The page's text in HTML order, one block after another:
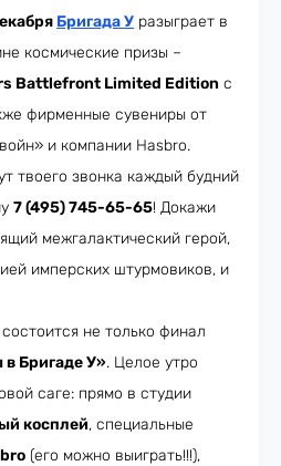
Бригада У разыграет в
космические призы –
Battlefront Limited Edition c
фирменные сувениры от
и компании Hasbro.
твоего звонка каждый будний
7 (495) 745-65-65! Докажи
межгалактический герой,
имперских штурмовиков, и
состоится не только финал
Бригаде У». Целое утро
саге: прямо в студии
косплей, специальные
(его можно выиграть!!!),